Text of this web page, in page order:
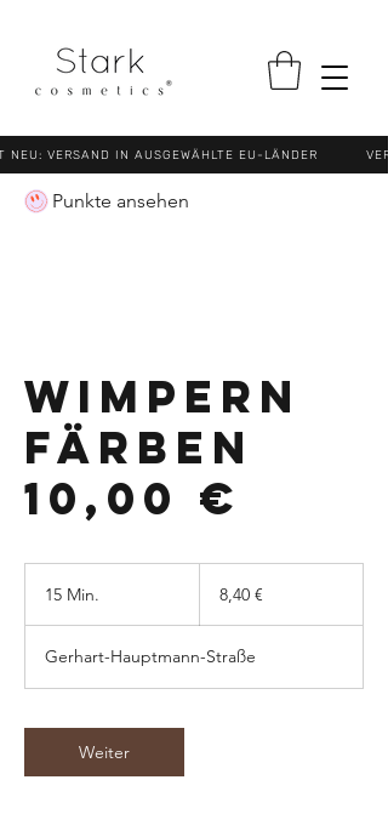
VERSAND IN AUSGEWÄHLTE EU-LÄNDER
Punkte ansehen
WIMPERN
FÄRBEN
10,00 €
15 Min.
i
n
8,40 €
Gerhart-Hauptmann-Straße
Weiter